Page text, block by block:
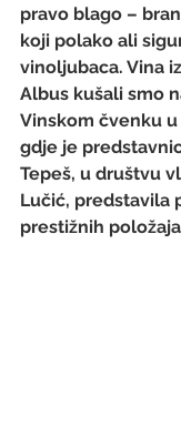
pravo blago –
koji polako ali
vinoljubaca. Vina
Albus kušali smo
Vinskom čvenku u
gdje je
Tepeš, u društvu
Lučić, predstavila
prestižnih